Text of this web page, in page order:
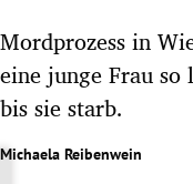
Untermenü
Untermenü
Mordprozess in
eine junge Frau so
bis sie starb.
Michaela Reibenwein